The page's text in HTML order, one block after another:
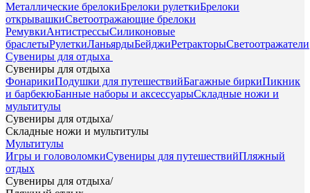
Металлические брелокиБрелоки рулеткиБрелоки
открывашкиСветоотражающие брелоки
РемувкиАнтистрессыСиликоновые
браслетыРулеткиЛаньярдыБейджиРетракторыСветоотражатели
Сувениры для отдыха
Сувениры для отдыха
ФонарикиПодушки для путешествийБагажные биркиПикник
и барбекюБанные наборы и аксессуарыСкладные ножи и
мультитулы
Сувениры для отдыха/
Складные ножи и мультитулы
Мультитулы
Игры и головоломкиСувениры для путешествийПляжный
отдых
Сувениры для отдыха/